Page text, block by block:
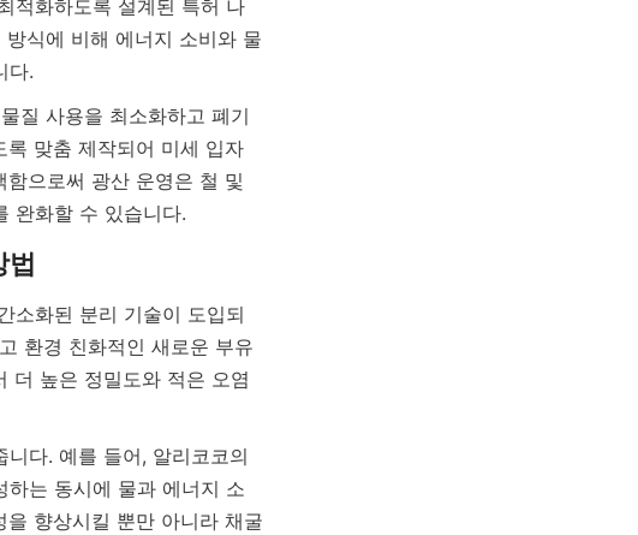
적화하도록 설계된 특허 나
식에 비해 에너지 소비와 물
질 사용을 최소화하고 폐기
맞춤 제작되어 미세 입자
으로써 광산 운영은 철 및
완화할 수 있습니다.
소화된 분리 기술이 도입되
환경 친화적인 새로운 부유
더 높은 정밀도와 적은 오염
다. 예를 들어, 알리코코의
는 동시에 물과 에너지 소
향상시킬 뿐만 아니라 채굴